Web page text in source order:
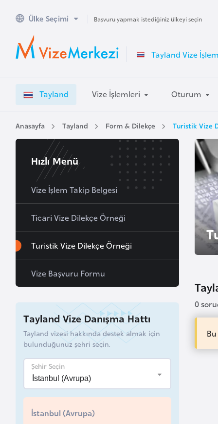
Ülke Seçimi Başvuru yapmak istediğiniz ülkeyi seçin
Tayland Vize
Tayland Vize İşlemleri Oturum
Anasayfa Tayland Form & Dilekçe Turistik Vize
0
Hızlı Menü
Vize İşlem Takip Belgesi
Ticari Vize Dilekçe Örneği
Turistik Vize Dilekçe Örneği
Vize Başvuru Formu
Tayland Vize Danışma Hattı
Tayland vizesi hakkında destek almak için
bulunduğunuz şehri seçin.
Şehir Seçin
İstanbul (Avrupa)
A
u
s
a
l
A
v
u
s
t
y
e
r
b
a
y
c
a
n